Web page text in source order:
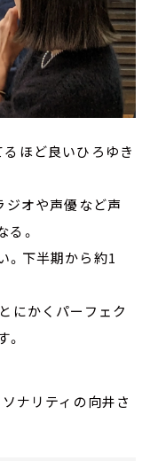
ほど良いひろゆき
ジオや声優など声
。
。下半期から約1
にかくパーフェク
ナリティの向井さ